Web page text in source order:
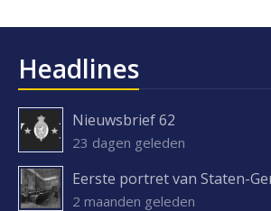
Headlines
Nieuwsbrief 62
23 dagen geleden
2 maanden geleden